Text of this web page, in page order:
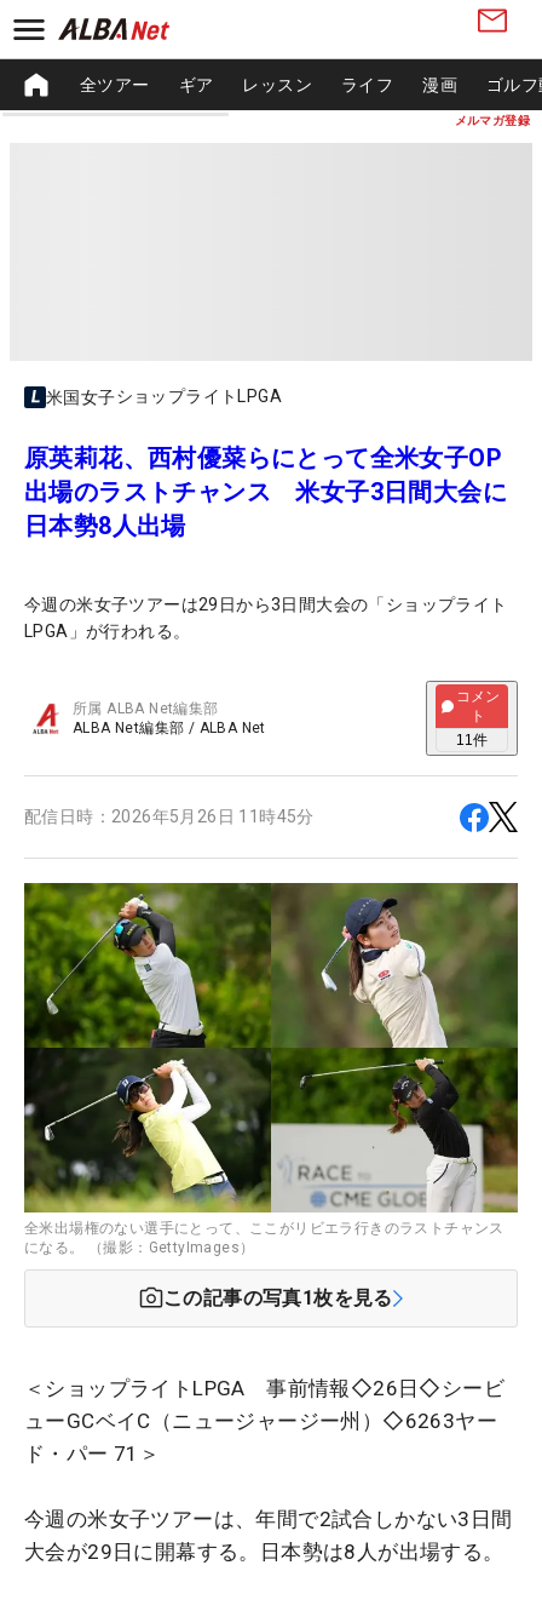
メルマガ登録
全ツアー ギア レッスン ライフ 漫画 ゴル
米国女子ショップライトLPGA
原英莉花、西村優菜らにとって全米女子OP
出場のラストチャンス 米女子3日間大会に
日本勢8人出場
今週の米女子ツアーは29日から3日間大会の「ショップライト
LPGA」が行われる。
所属ALBA Net編集部
ALBA Net編集部 / ALBA Net
コメン
ト
11件
配信日時： 2026年5月26日 11時45分
全米出場権のない選手にとって、ここがリビエラ行きのラストチャンス
になる。 （撮影：GettyImages）
この記事の写真1枚を見る
＜ショップライトLPGA 事前情報◇26日◇シービ
ューGCベイC（ニュージャージー州）◇6263ヤー
ド・パー 71＞
今週の米女子ツアーは、年間で2試合しかない3日間
大会が29日に開幕する。日本勢は8人が出場する。